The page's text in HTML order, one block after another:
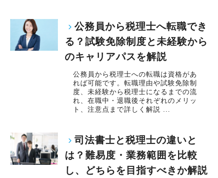
公務員から税理士へ転職でき
る？試験免除制度と未経験から
のキャリアパスを解説
公務員から税理士への転職は資格があ
れば可能です。転職理由や試験免除制
度、未経験から税理士になるまでの流
れ、在職中・退職後それぞれのメリッ
ト、注意点まで詳しく解説 ...
司法書士と税理士の違いと
は？難易度・業務範囲を比較
し、どちらを目指すべきか解説